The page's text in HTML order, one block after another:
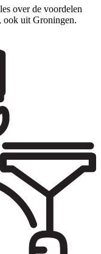
over de voordelen
ook uit Groningen.